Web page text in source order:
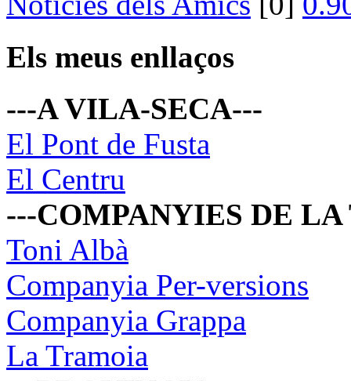
Els meus enllaços
---A VILA-SECA---
El Pont de Fusta
El Centru
---COMPANYIES DE
Toni Albà
Companyia Per-versions
Companyia Grappa
La Tramoia